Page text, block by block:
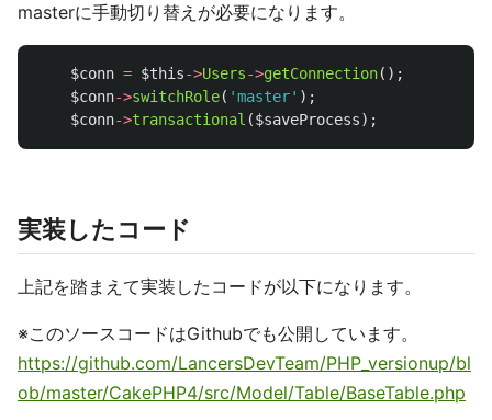
masterに手動切り替えが必要になります。
$conn = $this->Users->getConnection();
$conn->switchRole( 'master' );
$conn->transactional ($saveProcess);
実装したコード
上記を踏まえて実装したコードが以下になります。
※このソースコードはGithubでも公開しています。
https://github.com/LancersDevTeam/PHP_versionup/bl
ob/master/CakePHP4/src/Model/Table/BaseTable.php